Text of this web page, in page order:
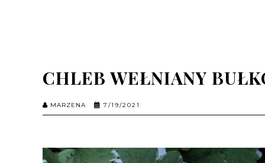
CHLEB WEŁNIANY
MARZENA 7/19/2021